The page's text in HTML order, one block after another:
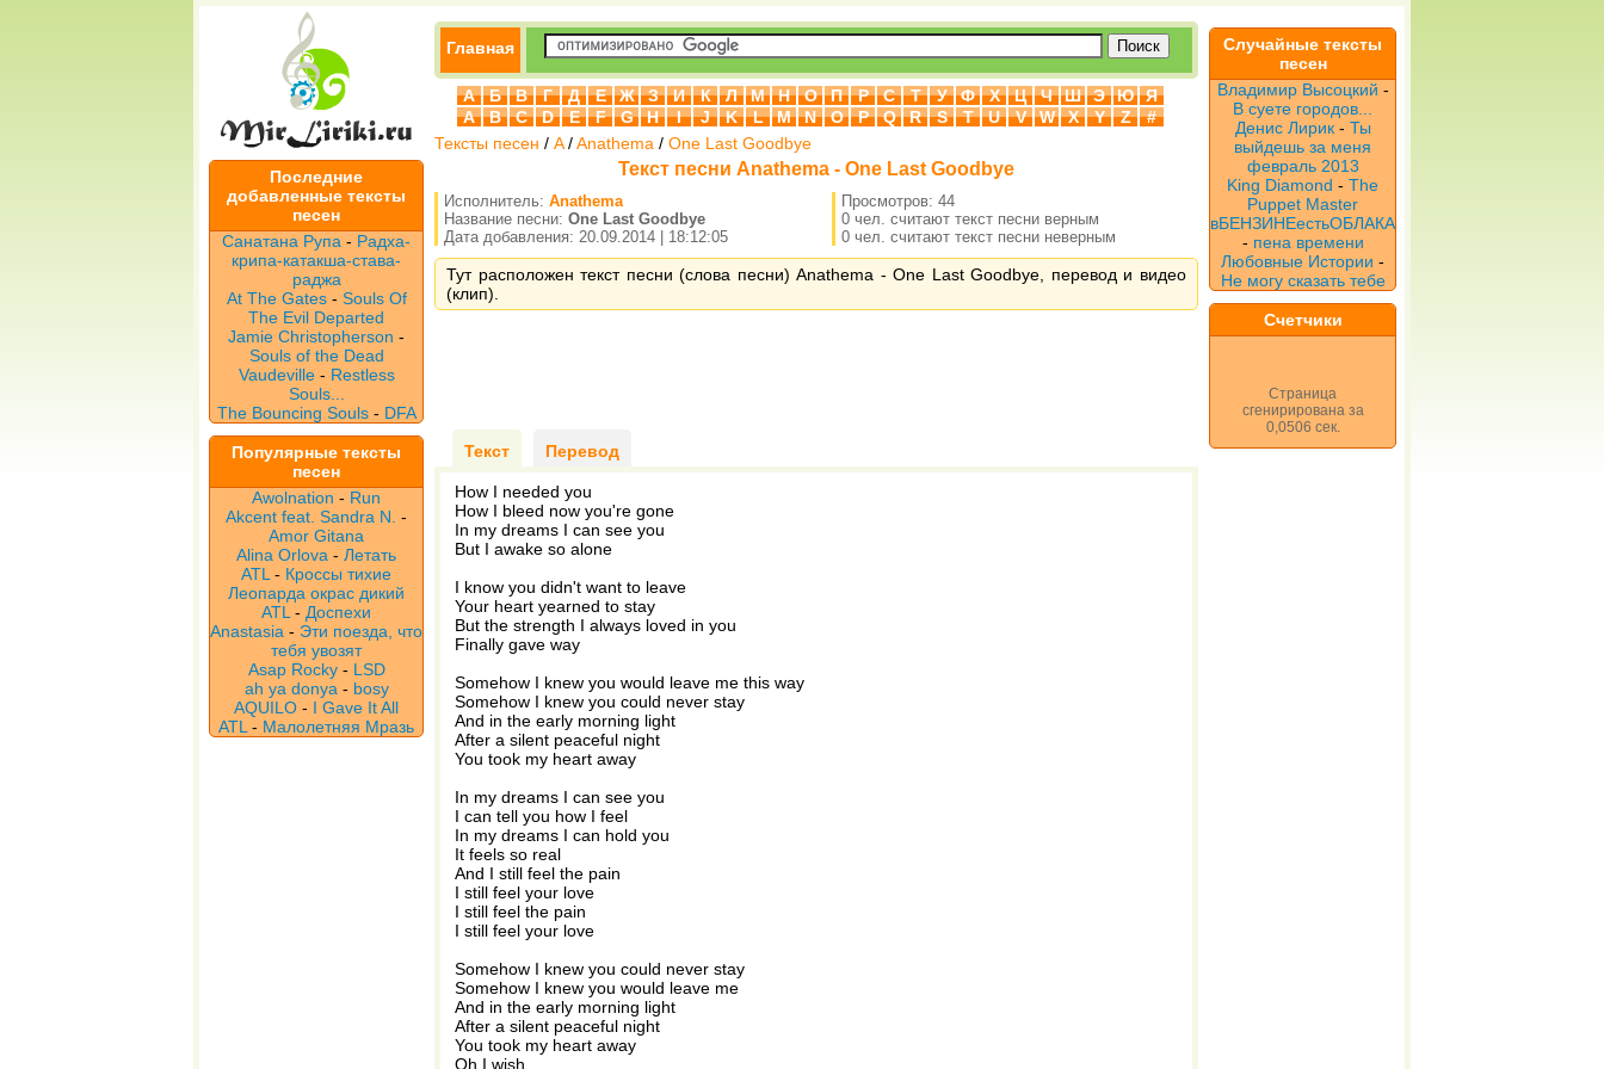
Последние
добавленные тексты
песен
Санатана Рупа - Радха-
крипа-катакша-става-
раджа
At The Gates- Souls Of
The Evil Departed
Jamie Christopherson -
Souls of the Dead
Vaudeville - Restless
Souls...
The Bouncing Souls- DFA
Популярные тексты
песен
Awolnation - Run
Akcent feat. Sandra N. -
Amor Gitana
Alina Orlova - Летать
ATL - Кроссы тихие
Леопарда окрас дикий
ATL - Доспехи
Anastasia - Эти поезда, что
тебя увозят
Asap Rocky- LSD
ah ya donya - bosy
AQUILO - I Gave It All
ATL - Малолетняя Мразь
Главная
А Б В Г Д Е Ж З И К Л М Н О П Р С Т У Ф Х Ц Ч Ш Э Ю
Я
A
B C D E F G H I J K L M N O P Q R S T U V W X Y Z
#
Тексты песен / A/Anathema / One Last Goodbye
Текст песни Anathema - One Last Goodbye
Исполнитель: Anathema
Название песни: One Last Goodbye
Дата добавления: 20.09.2014 | 18:12:05
Просмотров: 44
0 чел. считают текст песни верным
0 чел. считают текст песни неверным
Тут расположен текст песни (слова песни) Anathema - One Last Goodbye, перевод и видео
(клип).
Текст Перевод
How I needed you
How I bleed now you're gone
In my dreams I can see you
But I awake so alone
I know you didn't want to leave
Your heart yearned to stay
But the strength I always loved in you
Finally gave way
Somehow I knew you would leave me this way
Somehow I knew you could never stay
And in the early morning light
After a silent peaceful night
You took my heart away
In my dreams I can see you
I can tell you how I feel
In my dreams I can hold you
It feels so real
And I still feel the pain
I still feel your love
I still feel the pain
I still feel your love
Somehow I knew you could never stay
Somehow I knew you would leave me
And in the early morning light
After a silent peaceful night
You took my heart away
Oh I wish
Случайные тексты
песен
Владимир Высоцкий -
В суете городов...
Денис Лирик- Ты
выйдешь за меня
февраль 2013
King Diamond - The
Puppet Master
вБЕНЗИНЕестьОБЛАКА
- пена времени
Любовные Истории -
Не могу сказать тебе
Счетчики
Страница
сгенирирована за
0,0506 сек.